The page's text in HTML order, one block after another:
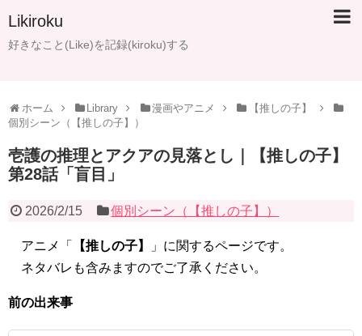
Likiroku
好きなこと(Like)を記録(kiroku)する
ホーム Library 漫画やアニメ
【推しの子】
個別シーン（【推しの子】）
壱護の推理とアクアの見落とし｜【推しの子】
第28話「盲目」
2026/2/15 個別シーン（【推しの子】）
アニメ「 【推しの子】
」に関するページです。
ネタバレも含みますのでご了承ください。
前の出来事